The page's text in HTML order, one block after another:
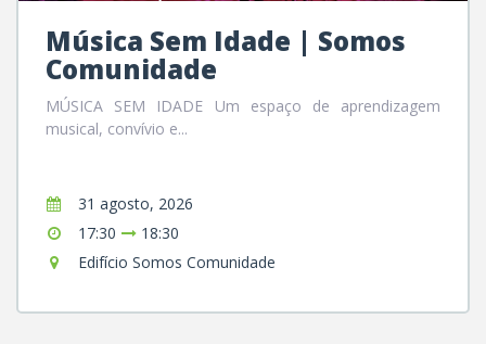
Música Sem Idade | Somos
Comunidade
MÚSICA SEM IDADE Um espaço de aprendizagem
musical, convívio e...
31 agosto, 2026
17:30
18:30
Edifício Somos Comunidade